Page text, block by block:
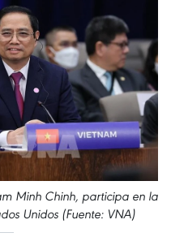
Minh Chinh, participa en la
Unidos (Fuente: VNA)